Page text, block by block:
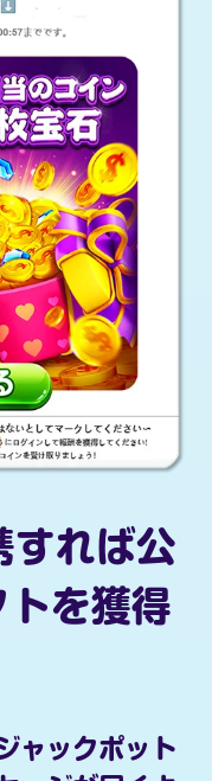
すれば公
トを獲得
ャックポット